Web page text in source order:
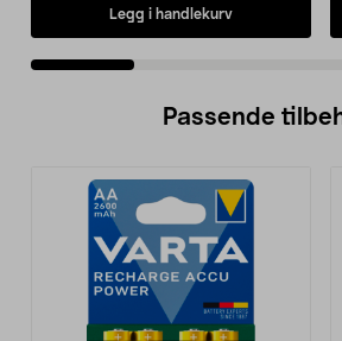
Legg i handlekurv
Passende